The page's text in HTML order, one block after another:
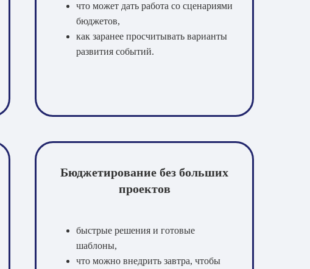
что может дать работа со сценариями
бюджетов,
как заранее просчитывать варианты
развития событий.
Бюджетирование без больших
проектов
быстрые решения и готовые
шаблоны,
что можно внедрить завтра, чтобы